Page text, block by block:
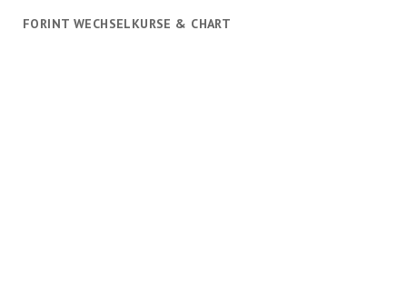
FORINT WECHSELKURSE & CHART